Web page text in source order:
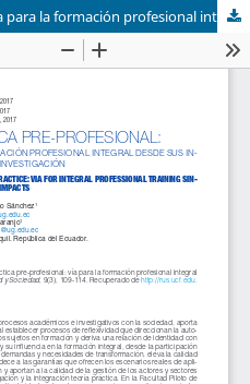
La práctica pre-profesional: vía para la formación profesional integral desde sus incidencias en la investigación